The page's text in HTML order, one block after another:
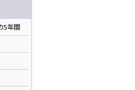
5年間